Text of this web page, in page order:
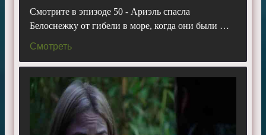
Смотрите в эпизоде 50 - Ариэль спасла
Белоснежку от гибели в море, когда они были …
Смотреть